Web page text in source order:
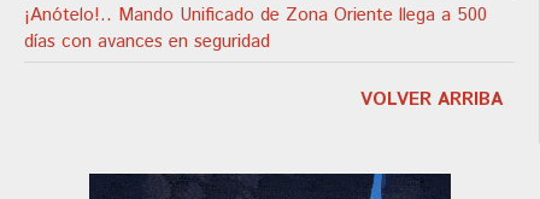
¡Anótelo!.. Mando Unificado de Zona Oriente llega a 500
días con avances en seguridad
VOLVER ARRIBA